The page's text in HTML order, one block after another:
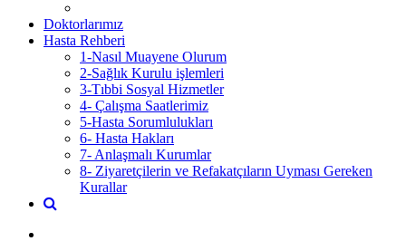
Doktorlarımız
Hasta Rehberi
1-Nasıl Muayene Olurum
2-Sağlık Kurulu işlemleri
3-Tıbbi Sosyal Hizmetler
4- Çalışma Saatlerimiz
5-Hasta Sorumlulukları
6- Hasta Hakları
7- Anlaşmalı Kurumlar
8- Ziyaretçilerin ve Refakatçıların Uyması Gereken
Kurallar